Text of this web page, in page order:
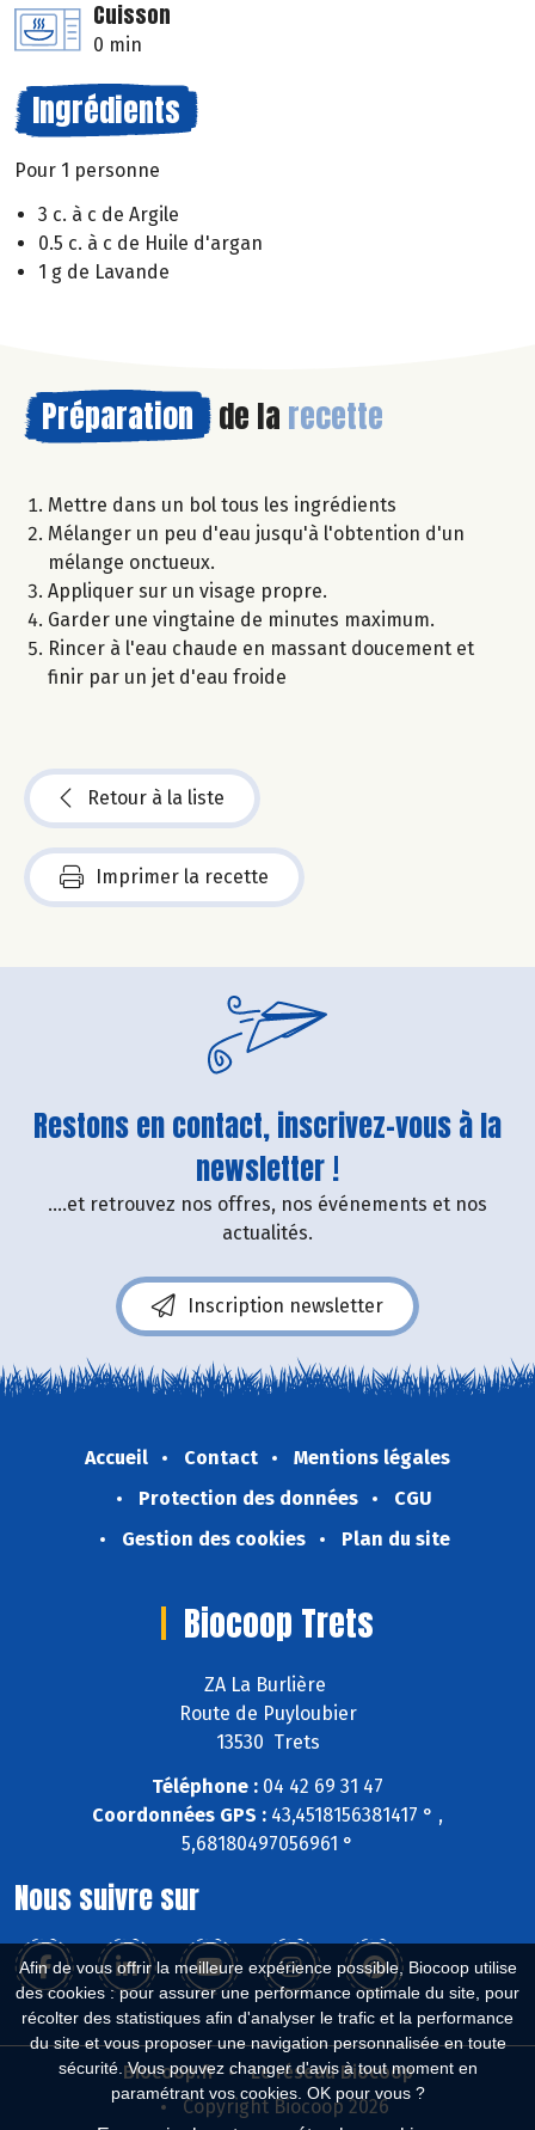
Afin de vous offrir la meilleure expérience possible, Biocoop utilise
des cookies : pour assurer une performance optimale du site, pour
récolter des statistiques afin d'analyser le trafic et la performance
du site et vous proposer une navigation personnalisée en toute
sécurité. Vous pouvez changer d'avis à tout moment en
paramétrant vos cookies. OK pour vous ?
Cuisson
0 min
Ingrédients
Pour 1 personne
3 c. à c de Argile
0.5 c. à c de Huile d'argan
1 g de Lavande
Préparation de la recette
Mettre dans un bol tous les ingrédients
Mélanger un peu d'eau jusqu'à l'obtention d'un
mélange onctueux.
Appliquer sur un visage propre.
Garder une vingtaine de minutes maximum.
Rincer à l'eau chaude en massant doucement et
finir par un jet d'eau froide
Retour à la liste
Imprimer la recette
Restons en contact, inscrivez-vous à la
newsletter !
....et retrouvez nos offres, nos événements et nos
actualités.
Inscription newsletter
Accueil Contact
Mentions légales
Protection des données
CGU
Gestion des cookies
Plan du site
Biocoop Trets
ZA La Burlière
Route de Puyloubier
13530 Trets
Téléphone : 04 42 69 31 47
Coordonnées GPS : 43,4518156381417 ° ,
5,68180497056961 °
Nous suivre sur
Biocoop.fr
Le réseau Biocoop
Copyright Biocoop 2026